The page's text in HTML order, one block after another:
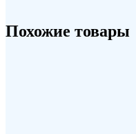
Похожие товары